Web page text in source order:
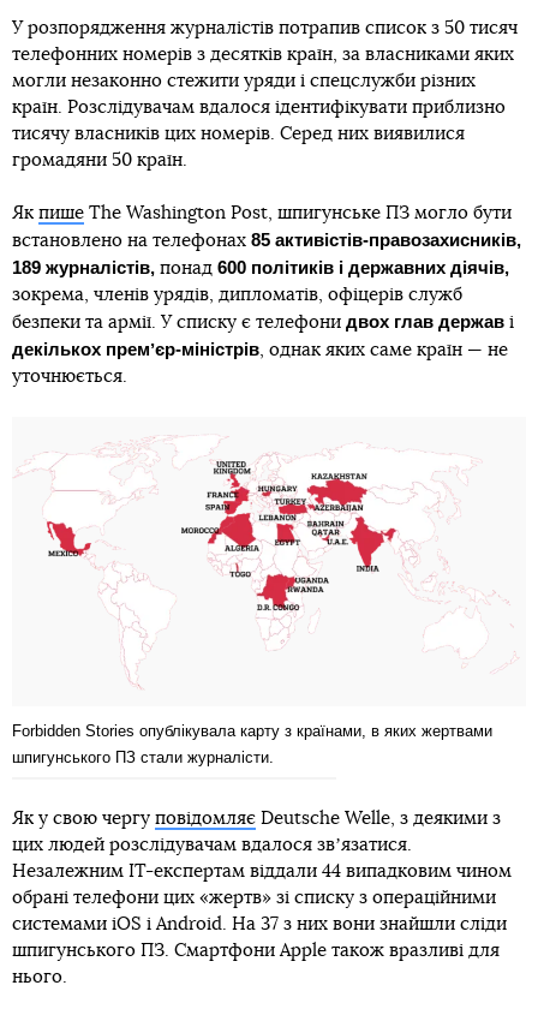
У розпорядження журналістів потрапив список з 50 тисяч
телефонних номерів з десятків країн, за власниками яких
могли незаконно стежити уряди і спецслужби різних
країн. Розслідувачам вдалося ідентифікувати приблизно
тисячу власників цих номерів. Серед них виявилися
громадяни 50 країн.
Як пише The Washington Post, шпигунське ПЗ могло бути
встановлено на телефонах 85 активістів-правозахисників,
189 журналістів, понад 600 політиків і державних діячів,
зокрема, членів урядів, дипломатів, офіцерів служб
безпеки та армії. У списку є телефони двох глав держав і
декількох премʼєр-міністрів, однак яких саме країн — не
уточнюється.
Forbidden Stories опублікувала карту з країнами, в яких жертвами
шпигунського ПЗ стали журналісти.
Як у свою чергу повідомляє Deutsche Welle, з деякими з
цих людей розслідувачам вдалося звʼязатися.
Незалежним IT-експертам віддали 44 випадковим чином
обрані телефони цих «жертв» зі списку з операційними
системами iOS і Android. На 37 з них вони знайшли сліди
шпигунського ПЗ. Смартфони Apple також вразливі для
нього.